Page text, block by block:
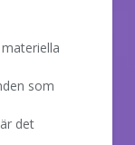
som
det